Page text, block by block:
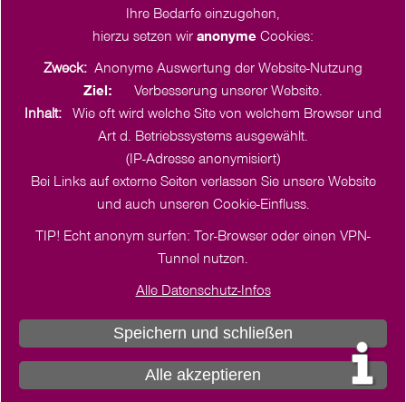
Cookie-Einstellungen
Info zu digitalen Veranstaltungen
Ihre Bedarfe einzugehen,
hierzu setzen wir anonyme Cookies:
Zweck: Anonyme Auswertung der Website-Nutzung
Ziel: Verbesserung unserer Website.
Inhalt: Wie oft wird welche Site von welchem Browser und
Art d. Betriebssystems ausgewählt.
(IP-Adresse anonymisiert)
Bei Links auf externe Seiten verlassen Sie unsere Website
und auch unseren Cookie-Einfluss.
TIP! Echt anonym surfen: Tor-Browser oder einen VPN-
Tunnel nutzen.
Alle Datenschutz-Infos
Speichern und schließen
Alle akzeptieren